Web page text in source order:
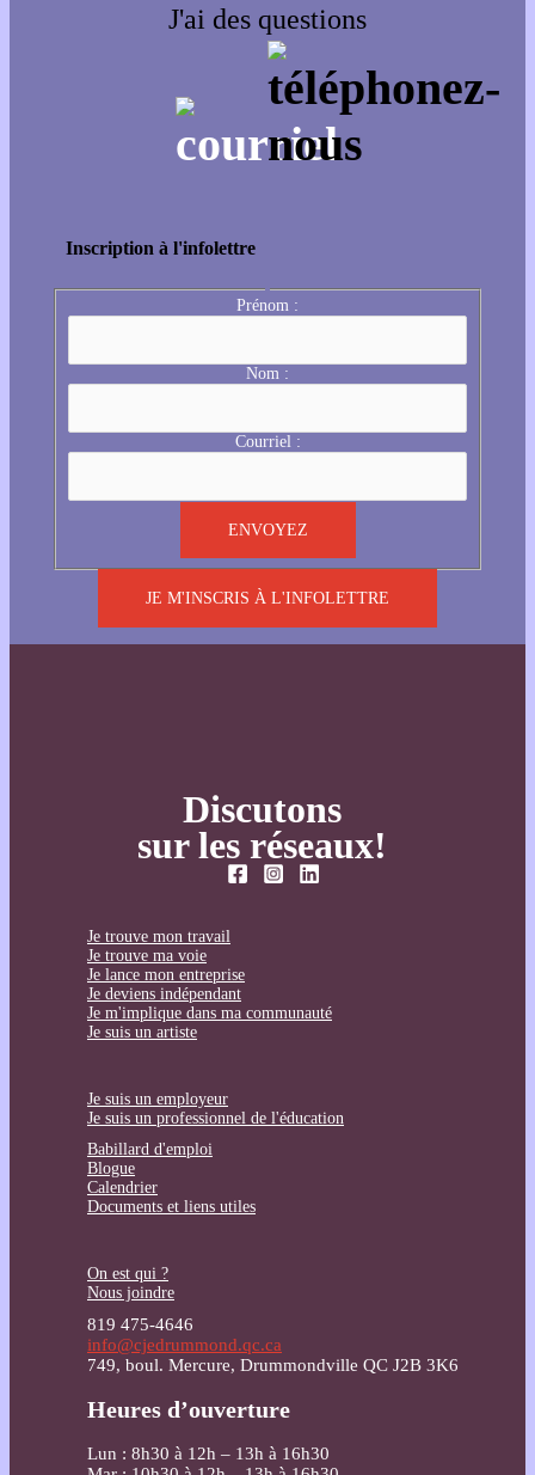
J'ai des questions
Inscription à l'infolettre
Prénom :
Nom :
Courriel :
JE M'INSCRIS À L'INFOLETTRE
Discutons
sur les réseaux!
Je trouve mon travail
Je trouve ma voie
Je lance mon entreprise
Je deviens indépendant
Je m'implique dans ma communauté
Je suis un artiste
Je suis un employeur
Je suis un professionnel de l'éducation
Babillard d'emploi
Blogue
Calendrier
Documents et liens utiles
On est qui ?
Nous joindre
819 475-4646
info@cjedrummond.qc.ca
749, boul. Mercure, Drummondville QC J2B 3K6
Heures d’ouverture
Lun : 8h30 à 12h – 13h à 16h30